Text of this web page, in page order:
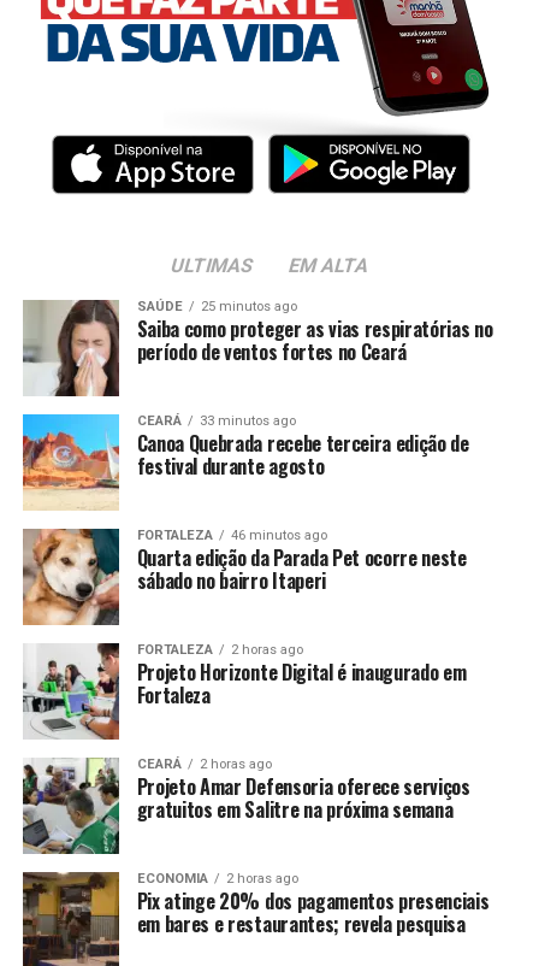
ULTIMAS EM ALTA
SAÚDE 25 minutos ago
Saiba como proteger as vias respiratórias no
período de ventos fortes no Ceará
CEARÁ 33 minutos ago
Canoa Quebrada recebe terceira edição de
festival durante agosto
FORTALEZA 46 minutos ago
Quarta edição da Parada Pet ocorre neste
sábado no bairro Itaperi
FORTALEZA 2 horas ago
Projeto Horizonte Digital é inaugurado em
Fortaleza
CEARÁ 2 horas ago
Projeto Amar Defensoria oferece serviços
gratuitos em Salitre na próxima semana
ECONOMIA 2 horas ago
Pix atinge 20% dos pagamentos presenciais
em bares e restaurantes; revela pesquisa